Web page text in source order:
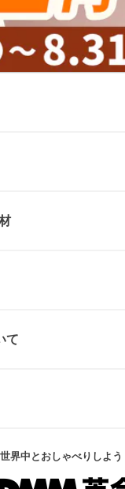
て
世界中とおしゃべりしよう